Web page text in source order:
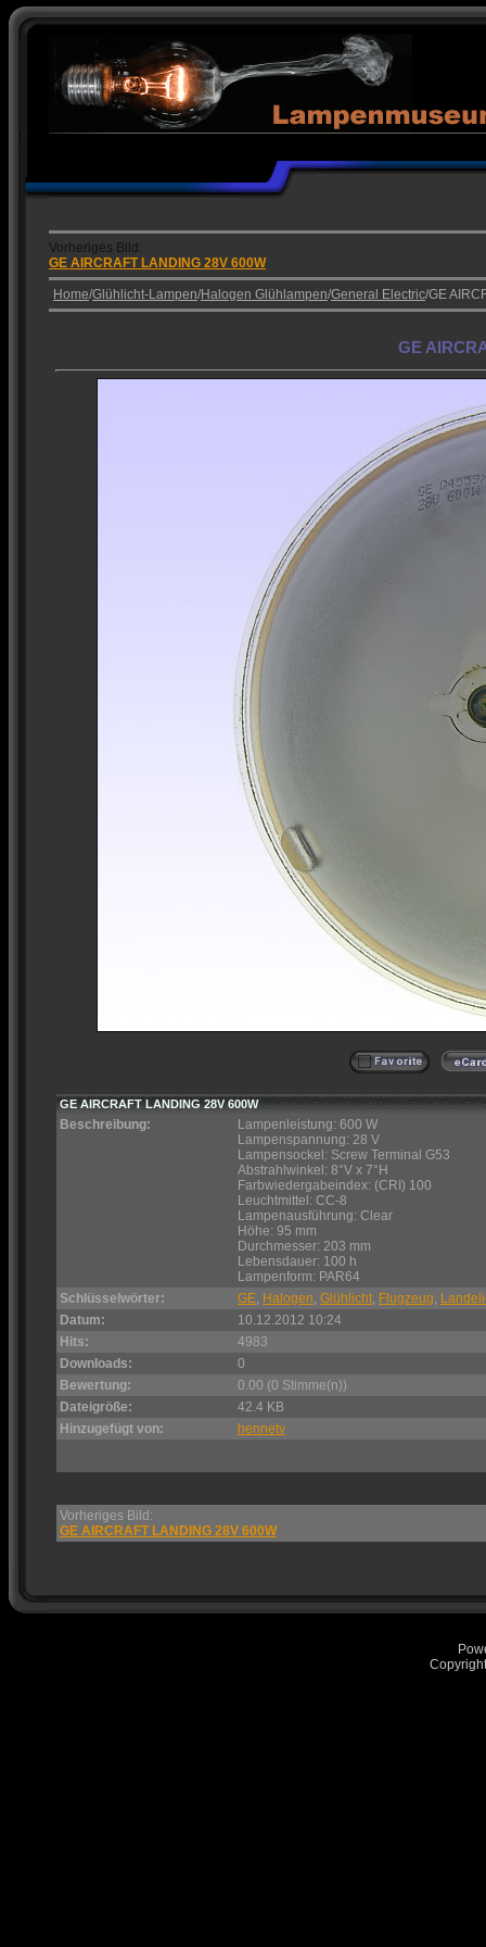
Vorheriges Bild:
GE AIRCRAFT LANDING 28V 600W
Home/Glühlicht-Lampen/Halogen Glühlampen/General Electric/GE
GE
GE AIRCRAFT LANDING 28V 600W
Beschreibung:
Lampenleistung: 600 W
Lampenspannung: 28 V
Lampensockel: Screw Terminal G53
Abstrahlwinkel: 8°V x 7°H
Farbwiedergabeindex: (CRI) 100
Leuchtmittel: CC-8
Lampenausführung: Clear
Höhe: 95 mm
Durchmesser: 203 mm
Lebensdauer: 100 h
Lampenform: PAR64
Schlüsselwörter:
GE, Halogen, Glühlicht, Flugzeug,
Datum:
10.12.2012 10:24
Hits:
4983
Downloads:
0
Bewertung:
0.00 (0 Stimme(n))
Dateigröße:
42.4 KB
Hinzugefügt von:
hennetv
Vorheriges Bild:
GE AIRCRAFT LANDING 28V 600W